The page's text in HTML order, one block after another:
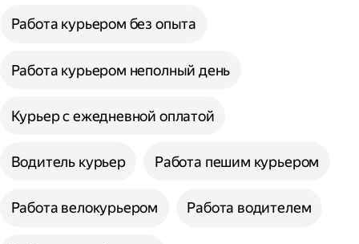
Работа курьером без опыта
Работа курьером неполный день
Курьер с ежедневной оплатой
Водитель курьер Работа пешим курьером
Работа велокурьером Работа водителем